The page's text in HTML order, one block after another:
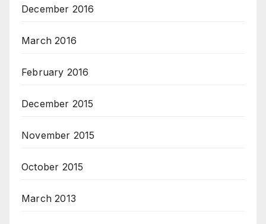
December 2016
March 2016
February 2016
December 2015
November 2015
October 2015
March 2013